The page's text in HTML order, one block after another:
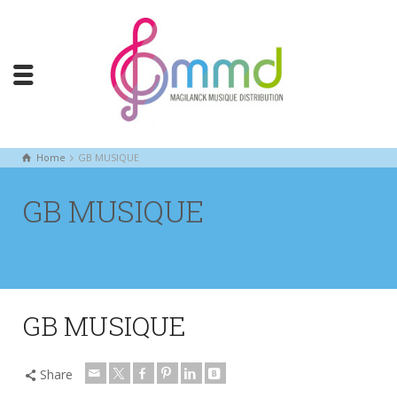
Home GB MUSIQUE
GB MUSIQUE
GB MUSIQUE
Share